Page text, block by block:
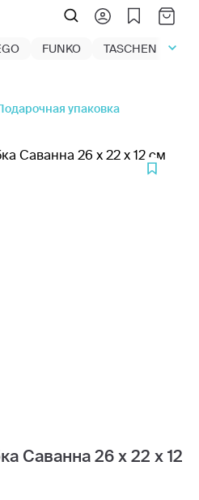
FUNKO TASCHEN
упаковка
Саванна 26 х 22 х 12